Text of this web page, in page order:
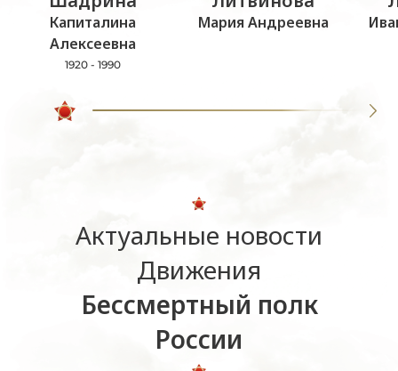
Капиталина
Алексеевна
1920 - 1990
Мария Андреевна
Актуальные новости
Движения
Бессмертный полк
России